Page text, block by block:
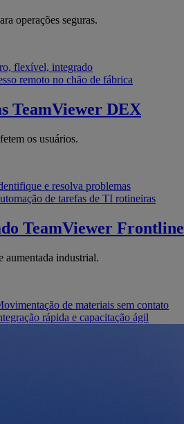
operações seguras.
flexível, integrado
remoto no chão de fábrica
TeamViewer DEX
os usuários.
e resolva problemas
de tarefas de TI rotineiras
TeamViewer Frontline
aumentada industrial.
de materiais sem contato
rápida e capacitação ágil